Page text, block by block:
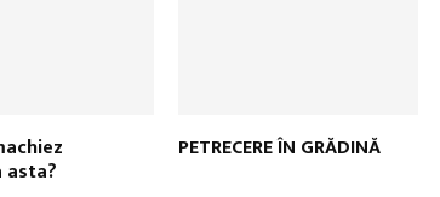
asta?
PETRECERE ÎN GRĂDINĂ